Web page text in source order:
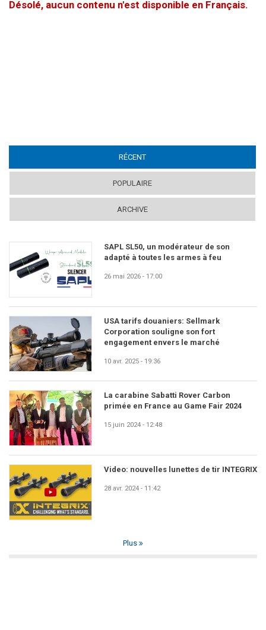
Désolé, aucun contenu n'est disponible en Français.
RÉCENT
POPULAIRE
ARCHIVE
SAPL SL50, un modérateur de son
adapté à toutes les armes à feu
26 mai 2026 - 17:00
USA tarifs douaniers: Sellmark
Corporation souligne son fort
engagement envers le marché
10 avr. 2025 - 19:36
La carabine Sabatti Rover Carbon
primée en France au Game Fair 2024
15 juin 2024 - 12:48
Video: nouvelles lunettes de tir INTEGRIX
28 avr. 2024 - 11:42
Plus